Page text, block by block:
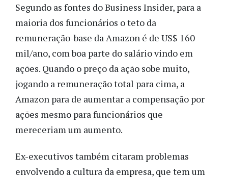
Segundo as fontes do Business Insider, para a
maioria dos funcionários o teto da
remuneração-base da Amazon é de US$ 160
mil/ano, com boa parte do salário vindo em
ações. Quando o preço da ação sobe muito,
jogando a remuneração total para cima, a
Amazon para de aumentar a compensação por
ações mesmo para funcionários que
mereceriam um aumento.
Ex-executivos também citaram problemas
envolvendo a cultura da empresa, que tem um